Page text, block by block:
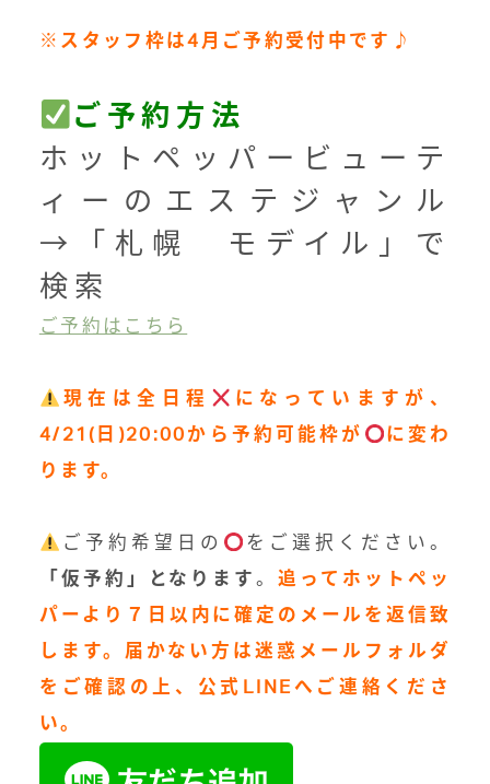
※スタッフ枠は4月ご予約受付中です♪
ご予約方法
ホットペッパービューテ
ィーのエステジャンル
→「札幌 モデイル」で
検索
ご予約はこちら
現在は全日程 になっていますが、
4/21(日)20:00から予約可能枠が に変わ
ります。
ご予約希望日の をご選択ください。
「仮予約」となります。追ってホットペッ
パーより７日以内に確定のメールを返信致
します。届かない方は迷惑メールフォルダ
をご確認の上、公式LINEへご連絡くださ
い。